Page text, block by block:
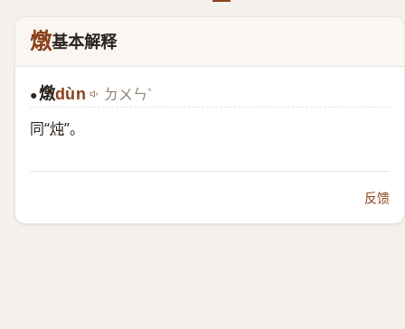
燉基本解释
●燉dùn ㄉㄨㄣˋ
同“炖”。
反馈